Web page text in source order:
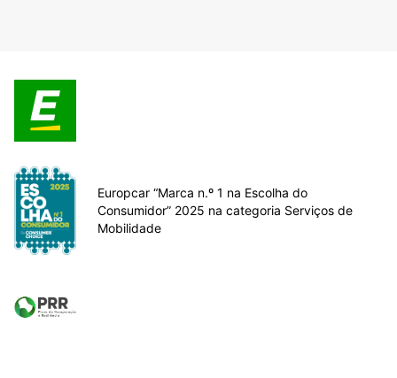
Europcar “Marca n.º 1 na Escolha do
Consumidor” 2025 na categoria Serviços de
Mobilidade